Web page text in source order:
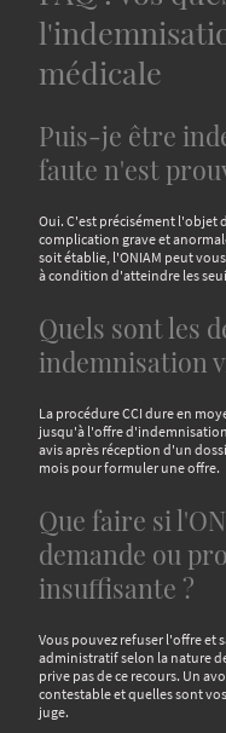
médicale
Puis-je être
faute n'est
Oui. C'est précisément l'objet
complication grave et
soit établie, l'ONIAM peut
à condition d'atteindre les
Quels sont les
indemnisation
La procédure CCI dure en
jusqu'à l'offre
avis après réception d'un
mois pour formuler une offre.
Que faire si
demande ou
insuffisante ?
Vous pouvez refuser l'offre et
administratif selon la nature
prive pas de ce recours. Un
contestable et quelles sont
juge.